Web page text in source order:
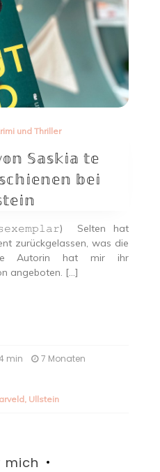
und Thriller
𝕊𝕒𝕤𝕜𝕚𝕒 𝕥𝕖
𝕓𝕖𝕚
Selten hat
zurückgelassen, was die
Autorin hat mir ihr
angeboten. […]
min
7 Monaten
, Ullstein
mich